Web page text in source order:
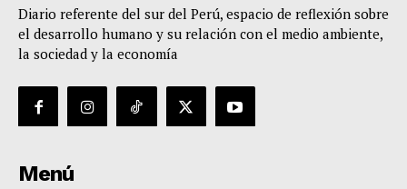
Diario referente del sur del Perú, espacio de reflexión sobre
el desarrollo humano y su relación con el medio ambiente,
la sociedad y la economía
Menú